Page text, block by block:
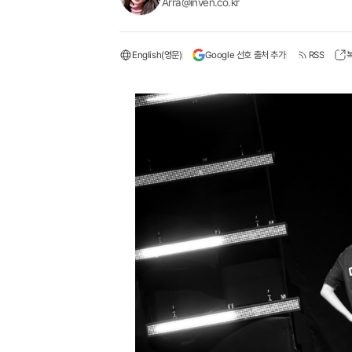
English(영문) Google 선호 출처 추가 RSS